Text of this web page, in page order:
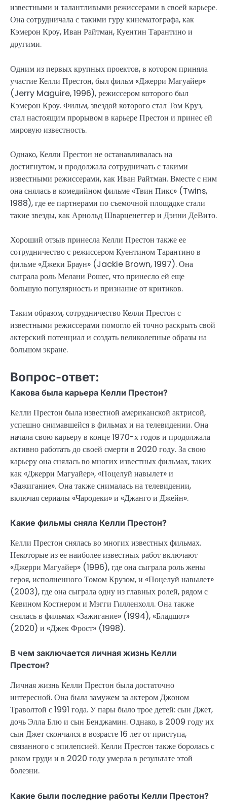
известными и талантливыми режиссерами в своей карьере.
Она сотрудничала с такими гуру кинематографа, как
Кэмерон Кроу, Иван Райтман, Куентин Тарантино и
другими.
Одним из первых крупных проектов, в котором приняла
участие Келли Престон, был фильм «Джерри Магуайер»
(Jerry Maguire, 1996), режиссером которого был
Кэмерон Кроу. Фильм, звездой которого стал Том Круз,
стал настоящим прорывом в карьере Престон и принес ей
мировую известность.
Однако, Келли Престон не останавливалась на
достигнутом, и продолжала сотрудничать с такими
известными режиссерами, как Иван Райтман. Вместе с ним
она снялась в комедийном фильме «Твин Пикс» (Twins,
1988), где ее партнерами по съемочной площадке стали
такие звезды, как Арнольд Шварценеггер и Дэнни ДеВито.
Хороший отзыв принесла Келли Престон также ее
сотрудничество с режиссером Куентином Тарантино в
фильме «Джеки Браун» (Jackie Brown, 1997). Она
сыграла роль Мелани Рошес, что принесло ей еще
большую популярность и признание от критиков.
Таким образом, сотрудничество Келли Престон с
известными режиссерами помогло ей точно раскрыть свой
актерский потенциал и создать великолепные образы на
большом экране.
Вопрос-ответ:
Какова была карьера Келли Престон?
Келли Престон была известной американской актрисой,
успешно снимавшейся в фильмах и на телевидении. Она
начала свою карьеру в конце 1970-х годов и продолжала
активно работать до своей смерти в 2020 году. За свою
карьеру она снялась во многих известных фильмах, таких
как «Джерри Магуайер», «Поцелуй навылет» и
«Зажигание». Она также снималась на телевидении,
включая сериалы «Чародеки» и «Джанго и Джейн».
Какие фильмы сняла Келли Престон?
Келли Престон снялась во многих известных фильмах.
Некоторые из ее наиболее известных работ включают
«Джерри Магуайер» (1996), где она сыграла роль жены
героя, исполненного Томом Крузом, и «Поцелуй навылет»
(2003), где она сыграла одну из главных ролей, рядом с
Кевином Костнером и Мэгги Гилленхолл. Она также
снялась в фильмах «Зажигание» (1994), «Бладшот»
(2020) и «Джек Фрост» (1998).
В чем заключается личная жизнь Келли
Престон?
Личная жизнь Келли Престон была достаточно
интересной. Она была замужем за актером Джоном
Траволтой с 1991 года. У пары было трое детей: сын Джет,
дочь Элла Блю и сын Бенджамин. Однако, в 2009 году их
сын Джет скончался в возрасте 16 лет от приступа,
связанного с эпилепсией. Келли Престон также боролась с
раком груди и в 2020 году умерла в результате этой
болезни.
Какие были последние работы Келли Престон?